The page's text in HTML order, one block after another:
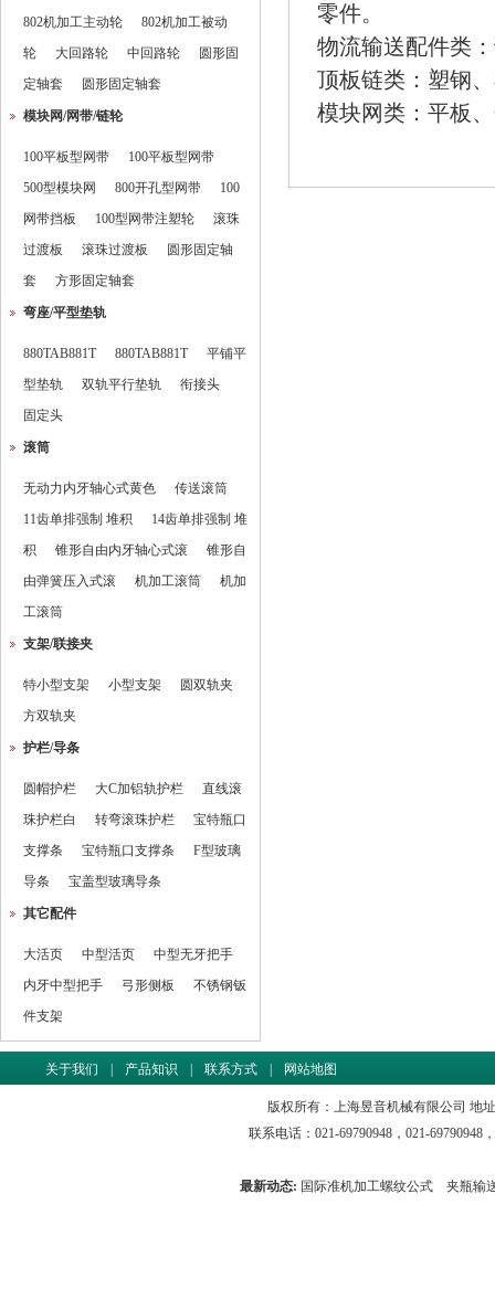
802机加工主动轮
802机加工被动
轮
大回路轮 中回路轮
圆形固
定轴套
圆形固定轴套
模块网/网带/链轮
100平板型网带
100平板型网带
500型模块网
800开孔型网带
100
网带挡板
100型网带注塑轮
滚珠
过渡板
滚珠过渡板
圆形固定轴
套
方形固定轴套
弯座/平型垫轨
880TAB881T 880TAB881T
平铺平
型垫轨
双轨平行垫轨
衔接头
固定头
滚筒
无动力内牙轴心式黄色
传送滚筒
11齿单排强制 堆积
14齿单排强制 堆
积
锥形自由内牙轴心式滚
锥形自
由弹簧压入式滚
机加工滚筒
机加
工滚筒
支架/联接夹
特小型支架 小型支架
圆双轨夹
方双轨夹
护栏/导条
圆帽护栏 大C加铝轨护栏
直线滚
珠护栏白
转弯滚珠护栏
宝特瓶口
支撑条
宝特瓶口支撑条
F型玻璃
导条
宝盖型玻璃导条
其它配件
大活页 中型活页
中型无牙把手
内牙中型把手
弓形侧板
不锈钢钣
件支架
零件。
物流输送配件类
顶板链类：塑钢
模块网类：平板
关于我们 产品知识 联系方式 网站地图
版权所有：上海昱音机械有限公司 地
联系电话：021-69790948，021-69790948
最新动态: 国际准机加工螺纹公式 夹瓶输